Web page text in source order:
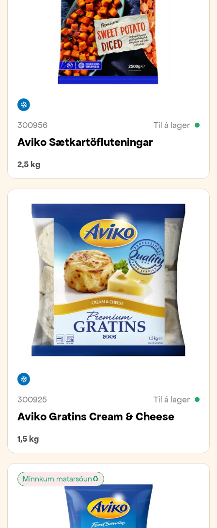
300956 Til á lager
Aviko Sætkartöfluteningar
2,5 kg
300925 Til á lager
Aviko Gratins Cream & Cheese
1,5 kg
Minnkum matarsóun♻️